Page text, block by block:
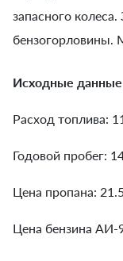
запасного
бензогорловины.
Исходные данные
Расход топлива:
Годовой пробег:
Цена пропана:
Цена бензина АИ-